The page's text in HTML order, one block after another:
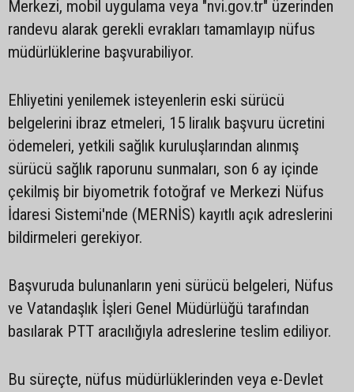
Merkezi, mobil uygulama veya "nvi.gov.tr" üzerinden
randevu alarak gerekli evrakları tamamlayıp nüfus
müdürlüklerine başvurabiliyor.
Ehliyetini yenilemek isteyenlerin eski sürücü
belgelerini ibraz etmeleri, 15 liralık başvuru ücretini
ödemeleri, yetkili sağlık kuruluşlarından alınmış
sürücü sağlık raporunu sunmaları, son 6 ay içinde
çekilmiş bir biyometrik fotoğraf ve Merkezi Nüfus
İdaresi Sistemi'nde (MERNİS) kayıtlı açık adreslerini
bildirmeleri gerekiyor.
Başvuruda bulunanların yeni sürücü belgeleri, Nüfus
ve Vatandaşlık İşleri Genel Müdürlüğü tarafından
basılarak PTT aracılığıyla adreslerine teslim ediliyor.
Bu süreçte, nüfus müdürlüklerinden veya e-Devlet